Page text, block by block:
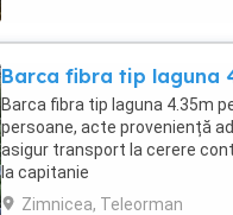
Barca fibra tip laguna
Barca fibra tip laguna 4.35m
persoane, acte proveniență
asigur transport la cerere
la capitanie
Zimnicea, Teleorman